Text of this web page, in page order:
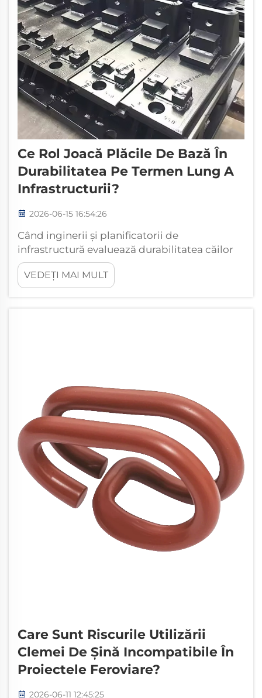
Ce Rol Joacă Plăcile De Bază În
Durabilitatea Pe Termen Lung A
Infrastructurii?
2026-06-15 16:54:26
Când inginerii și planificatorii de
infrastructură evaluează durabilitatea căilor
ferate, sistemelor industriale de podele și
structurilor supuse încărcărilor mari, discuția
se concentrează adesea asupra
VEDEȚI MAI MULT
Care Sunt Riscurile Utilizării
Clemei De Șină Incompatibile În
Proiectele Feroviare?
2026-06-11 12:45:25